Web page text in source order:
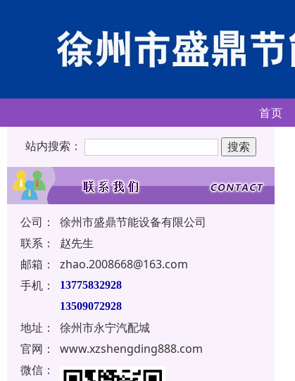
首页
站内搜索：
公司：
徐州市盛鼎节能设备有限公司
联系：
赵先生
邮箱：
zhao.2008668@163.com
手机：
13775832928
13509072928
地址：
徐州市永宁汽配城
官网：
www.xzshengding888.com
微信：